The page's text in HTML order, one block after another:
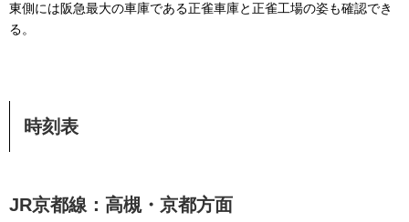
東側には阪急最大の車庫である正雀車庫と正雀工場の姿も確認でき
る。
時刻表
JR京都線：高槻・京都方面